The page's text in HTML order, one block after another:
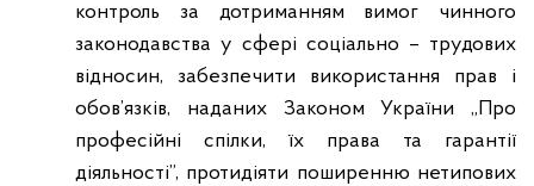
контроль за дотриманням вимог чинного
законодавства у сфері соціально – трудових
відносин, забезпечити використання прав і
обов’язків, наданих Законом України „Про
професійні спілки, їх права та гарантії
діяльності”, протидіяти поширенню нетипових